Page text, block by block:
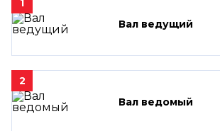
1
Вал ведущий
2
Вал ведомый